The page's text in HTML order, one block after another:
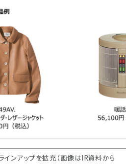
ンアップを拡充（画像はIR資料から